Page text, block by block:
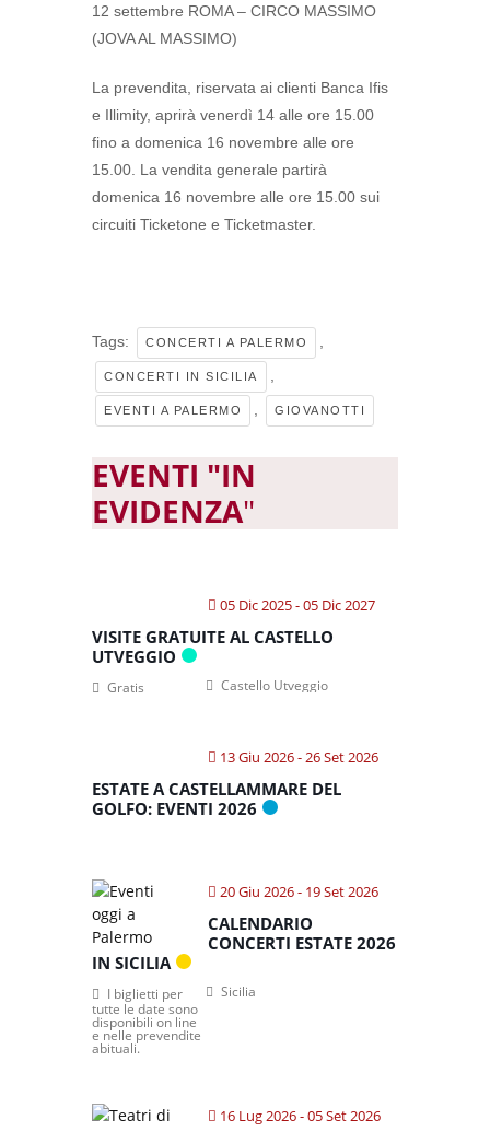
12 settembre ROMA – CIRCO MASSIMO
(JOVA AL MASSIMO)
La prevendita, riservata ai clienti Banca Ifis
e Illimity, aprirà venerdì 14 alle ore 15.00
fino a domenica 16 novembre alle ore
15.00. La vendita generale partirà
domenica 16 novembre alle ore 15.00 sui
circuiti Ticketone e Ticketmaster.
Tags: CONCERTI A PALERMO
CONCERTI IN SICILIA
EVENTI A PALERMO GIOVANOTTI
EVENTI "IN
EVIDENZA"
05 Dic 2025- 05 Dic 2027
VISITE GRATUITE AL CASTELLO
UTVEGGIO
Castello Utveggio
Gratis
13 Giu 2026- 26 Set 2026
ESTATE A CASTELLAMMARE DEL
GOLFO: EVENTI 2026
20 Giu 2026- 19 Set 2026
CALENDARIO
CONCERTI ESTATE 2026
IN SICILIA
Sicilia
I biglietti per
tutte le date sono
disponibili on line
e nelle prevendite
abituali.
16 Lug 2026- 05 Set 2026